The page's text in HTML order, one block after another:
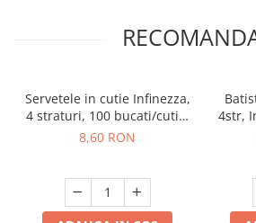
Servetele in cutie Infinezza,
4 straturi, 100 bucati/cutie,
90032769
8,60 RON
4str,